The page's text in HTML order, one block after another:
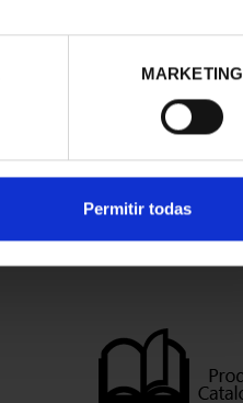
MARKETING
Permitir todas